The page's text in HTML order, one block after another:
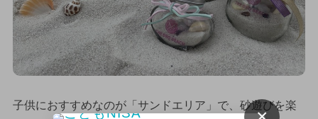
子供におすすめなのが「サンドエリア」で、砂遊びを楽